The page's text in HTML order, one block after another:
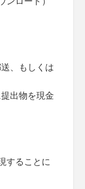
、もしくは
出物を現金
することに